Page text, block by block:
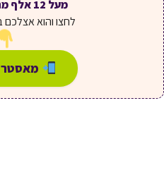
מעל 12 אלף מתכונים חינם
לחצו והוא אצלכם
מאסטר